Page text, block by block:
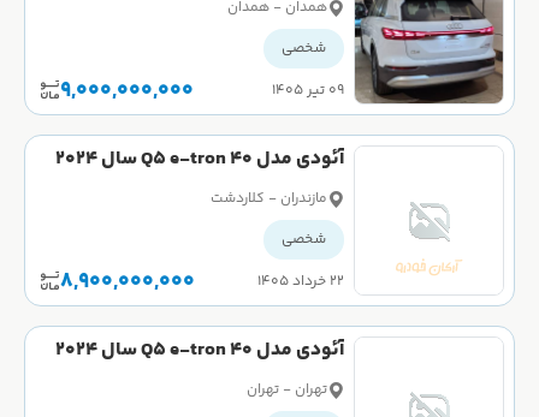
همدان - همدان
شخصی
۰۹ تیر ۱۴۰۵
9,000,000,000
آئودی مدل Q5 e-tron 40 سال 2024
کارکرده
مازندران - کلاردشت
شخصی
۲۲ خرداد ۱۴۰۵
8,900,000,000
آئودی مدل Q5 e-tron 40 سال 2024
کارکرده
تهران - تهران